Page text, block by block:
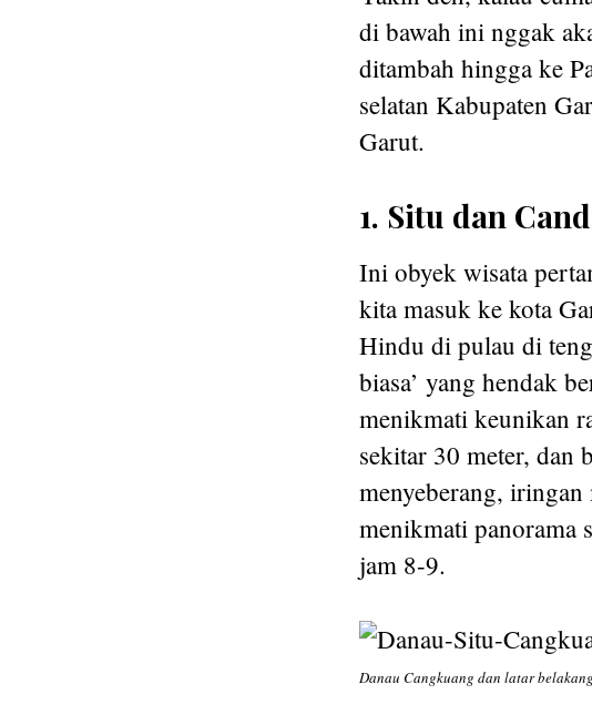
di bawah ini nggak
ditambah hingga ke
selatan Kabupaten
Garut.
1. Situ dan
Ini obyek wisata
kita masuk ke kota
Hindu di pulau di
biasa’ yang hendak
menikmati keunikan
sekitar 30 meter, dan
menyeberang,
menikmati panorama
jam 8-9.
Danau Cangkuang dan latar